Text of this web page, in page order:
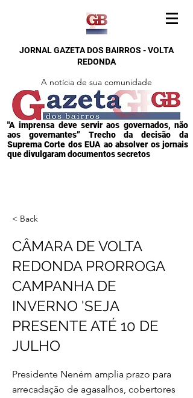
JORNAL GAZETA DOS BAIRROS - VOLTA
REDONDA
A notícia de sua comunidade
"A imprensa deve servir aos governados, não
aos governantes” Trecho da decisão da
Suprema Corte dos EUA ao absolver os jornais
que divulgaram documentos secretos
< Back
CÂMARA DE VOLTA
REDONDA PRORROGA
CAMPANHA DE
INVERNO 'SEJA
PRESENTE ATÉ 10 DE
JULHO
Presidente Neném amplia prazo para
arrecadação de agasalhos, cobertores